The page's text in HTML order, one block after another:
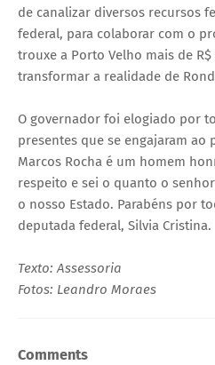
de canalizar diversos recursos
federal, para colaborar com o
trouxe a Porto Velho mais de
transformar a realidade de
O governador foi elogiado por
presentes que se engajaram ao
Marcos Rocha é um homem
respeito e sei o quanto o
o nosso Estado. Parabéns por
deputada federal, Silvia Cristina.
Texto: Assessoria
Fotos: Leandro Moraes
Comments